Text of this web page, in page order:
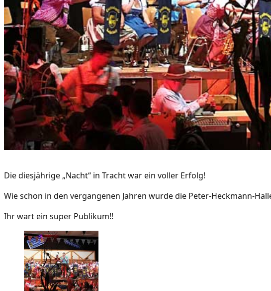
Die diesjährige „Nacht“ in Tracht war ein voller Erfolg!
Wie schon in den vergangenen Jahren wurde die Peter-Heckmann-
Ihr wart ein super Publikum!!